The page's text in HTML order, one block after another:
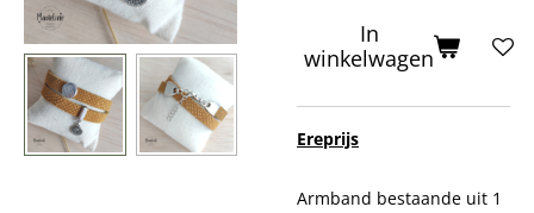
In
winkelwagen
Ereprijs
Armband bestaande uit 1